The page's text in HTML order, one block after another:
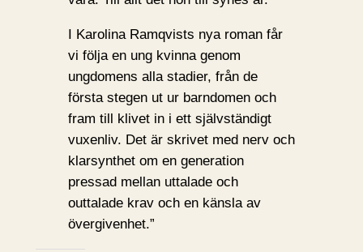
I Karolina Ramqvists nya roman får
vi följa en ung kvinna genom
ungdomens alla stadier, från de
första stegen ut ur barndomen och
fram till klivet in i ett självständigt
vuxenliv. Det är skrivet med nerv och
klarsynthet om en generation
pressad mellan uttalade och
outtalade krav och en känsla av
övergivenhet.”